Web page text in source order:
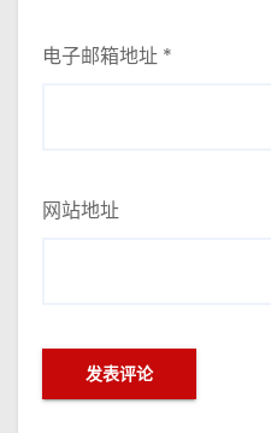
电子邮箱地址 *
网站地址